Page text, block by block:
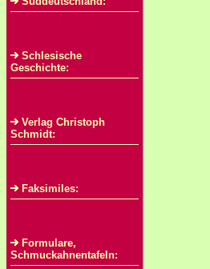
Schlesische
Geschichte:
Verlag Christoph
Schmidt:
Faksimiles:
Formulare,
Schmuckahnentafeln: